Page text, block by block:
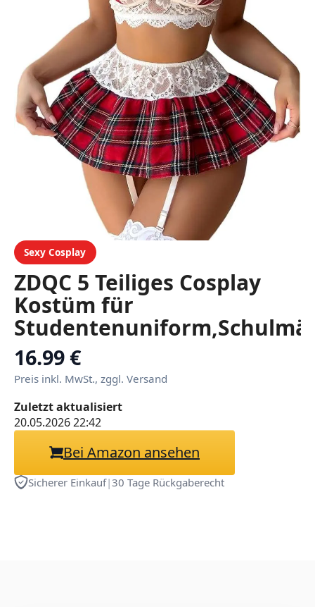
Sexy Cosplay
ZDQC 5 Teiliges Cosplay
Kostüm für
Dessous Set für Damen,
Sexy Roleplay Reizwäsche
mit kariertem Mini-
Faltenrock, Crop-Top &
Krawatte
16.99 €
Preis inkl. MwSt., zggl. Versand
Zuletzt aktualisiert
20.05.2026 22:42
Bei Amazon ansehen
Sicherer Einkauf|30 Tage Rückgaberecht